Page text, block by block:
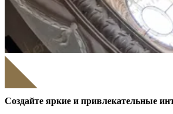
Создайте яркие и привлекательные